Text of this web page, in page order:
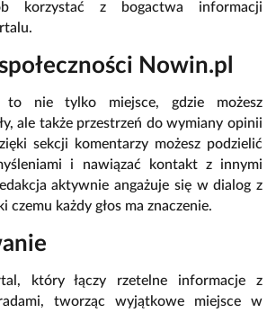
korzystać z bogactwa informacji
Nowin.pl
to nie tylko miejsce, gdzie możesz
ale także przestrzeń do wymiany opinii
sekcji komentarzy możesz podzielić
i nawiązać kontakt z innymi
aktywnie angażuje się w dialog z
czemu każdy głos ma znaczenie.
który łączy rzetelne informacje z
tworząc wyjątkowe miejsce w